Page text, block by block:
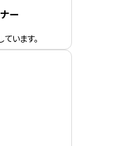
ー
います。